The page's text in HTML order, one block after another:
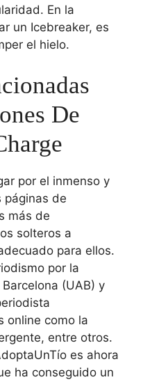
En la
un Icebreaker, es
el hielo.
De
por el inmenso y
páginas de
más de
solteros a
para ellos.
por la
(UAB) y
online como la
entre otros.
es ahora
ha conseguido un